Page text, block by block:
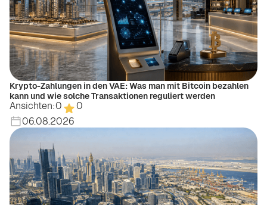
Krypto-Zahlungen in den VAE: Was man mit Bitcoin bezahlen
kann und wie solche Transaktionen reguliert werden
Ansichten:0
0
06.08.2026